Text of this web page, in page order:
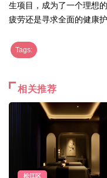
生项目，成为了一个理想
疲劳还是寻求全面的健康
Tags:
相关推荐
松江区